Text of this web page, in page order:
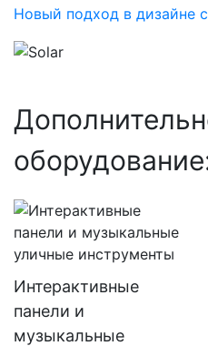
Новый подход в дизайне
Интерактивные
панели и
музыкальные